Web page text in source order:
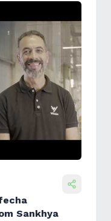
Sankhya